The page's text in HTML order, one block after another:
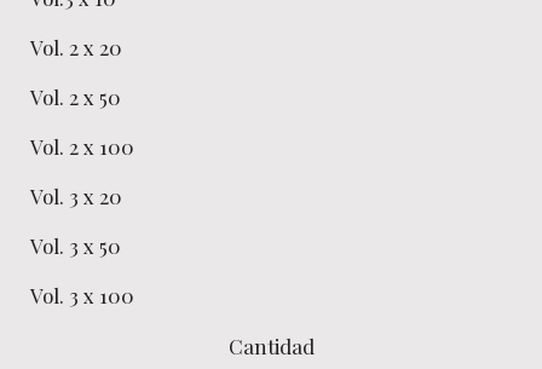
Vol. 2 x 20
Vol. 2 x 50
Vol. 2 x 100
Vol. 3 x 20
Vol. 3 x 50
Vol. 3 x 100
Cantidad